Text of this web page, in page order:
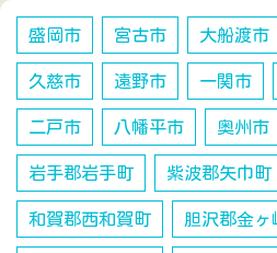
盛岡市 宮古市 大船渡市
久慈市 遠野市 一関市
二戸市 八幡平市 奥州市
岩手郡岩手町 紫波郡矢巾町
和賀郡西和賀町 胆沢郡金ヶ